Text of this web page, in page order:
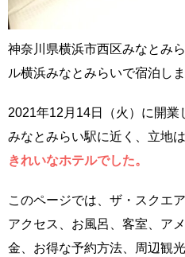
神奈川県横浜市西区みなとみ
ル横浜みなとみらいで宿泊しま
2021年12月14日（火）に開
みなとみらい駅に近く、立地は
きれいなホテルでした。
このページでは、ザ・スクエ
アクセス、お風呂、客室、ア
金、お得な予約方法、周辺観